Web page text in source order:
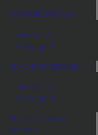
BEGINNER SESSION
Großer Lift
Übungslift
ADVANCED SESSION
Großer Lift
Übungslift
Air Trick Training
Session